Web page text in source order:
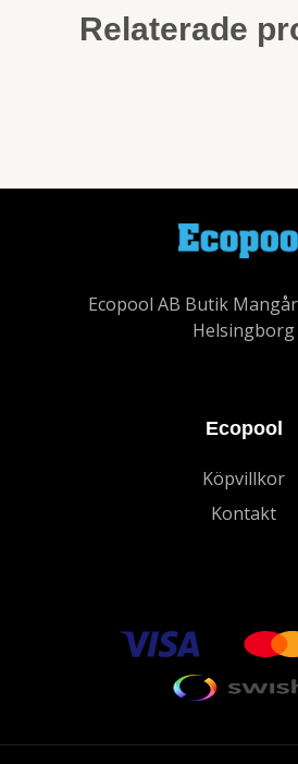
Relaterade
Ecopool AB Butik
Helsingborg
Ecopool
Köpvillkor
Kontakt